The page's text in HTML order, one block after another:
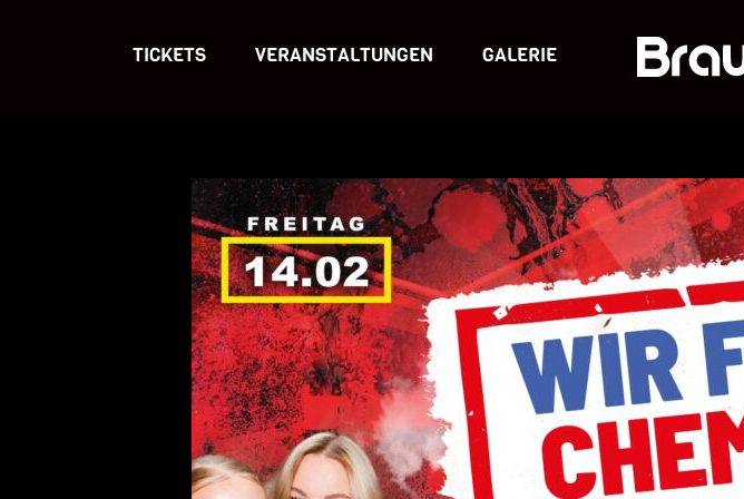
TICKETS VERANSTALTUNGEN GALERIE